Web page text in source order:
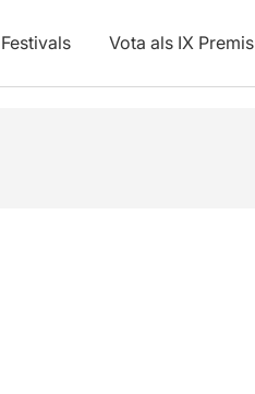
Festivals Vota als IX Premis